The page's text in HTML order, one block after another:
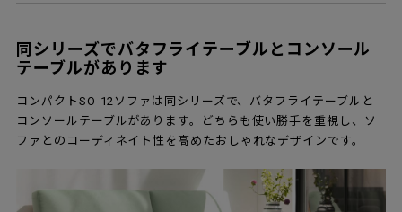
同シリーズでバタフライテーブルとコンソール
テーブルがあります
コンパクトSO-12ソファは同シリーズで、バタフライテーブルと
コンソールテーブルがあります。どちらも使い勝手を重視し、ソ
ファとのコーディネイト性を高めたおしゃれなデザインです。